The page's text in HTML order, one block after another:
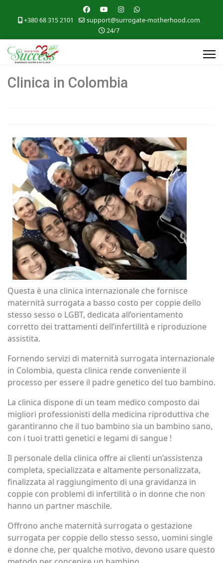
+380 68 315 2101
support@surrogate-motherhood.com
24/7
Clinica in Colombia
Questa è una clinica internazionale che fornisce
maternità surrogata a basso costo per coppie dello
stesso sesso o LGBT, dedicata all’orientamento
corretto dei trattamenti dell’infertilità e riproduzione
assistita.
Fornendo servizi di maternità surrogata internazionale
in Colombia, questa clinica rende conveniente il
processo per essere il padre genetico del tuo bambino.
La clinica dispone di un team medico composto dai
migliori professionisti della medicina riproduttiva che
garantiranno che il tuo bambino sia un bambino sano,
con i tuoi tratti genetici e legami di sangue !
Il personale della clinica offre ai clienti un’assistenza
completa, specializzata e altamente personalizzata,
finalizzata al raggiungimento di una gravidanza in
coppie con problemi di infertilità o in donne che non
hanno un partner maschile.
Offrono anche maternità surrogata o gestazione
surrogata per coppie dello stesso sesso, uomini single
e donne che, per qualche motivo, devono usare questo